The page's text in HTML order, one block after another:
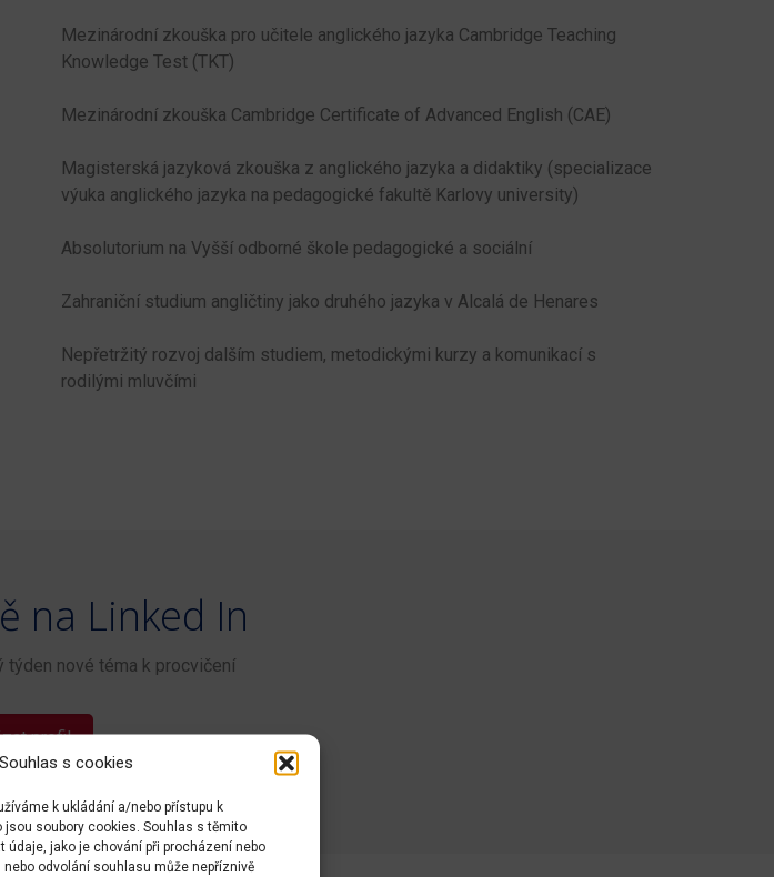
s cookies
k ukládání a/nebo přístupu k
soubory cookies. Souhlas s těmito
jako je chování při procházení nebo
odvolání souhlasu může nepříznivě
Mezinárodní zkouška pro učitele anglického jazyka Cambridge Teaching
Knowledge Test (TKT)
Mezinárodní zkouška Cambridge Certificate of Advanced English (CAE)
Magisterská jazyková zkouška z anglického jazyka a didaktiky (specializace
výuka anglického jazyka na pedagogické fakultě Karlovy university)
Absolutorium na Vyšší odborné škole pedagogické a sociální
Zahraniční studium angličtiny jako druhého jazyka v Alcalá de Henares
Nepřetržitý rozvoj dalším studiem, metodickými kurzy a komunikací s
rodilými mluvčími
na Linked In
týden nové téma k procvičení
profil